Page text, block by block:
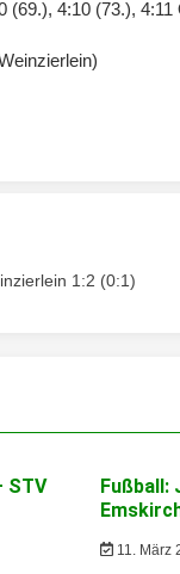
(69.), 4:10 (73.), 4:11
1:2 (0:1)
STV
Fußball:
11. März